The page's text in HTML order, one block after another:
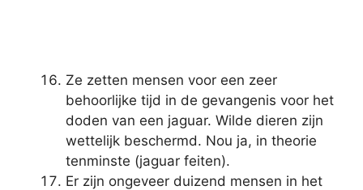
Ze zetten mensen voor een zeer
behoorlijke tijd in de gevangenis voor het
doden van een jaguar. Wilde dieren zijn
wettelijk beschermd. Nou ja, in theorie
tenminste (jaguar feiten).
Er zijn ongeveer duizend mensen in het